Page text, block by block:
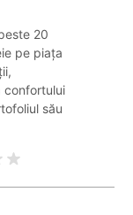
20
pe piața
confortului
său